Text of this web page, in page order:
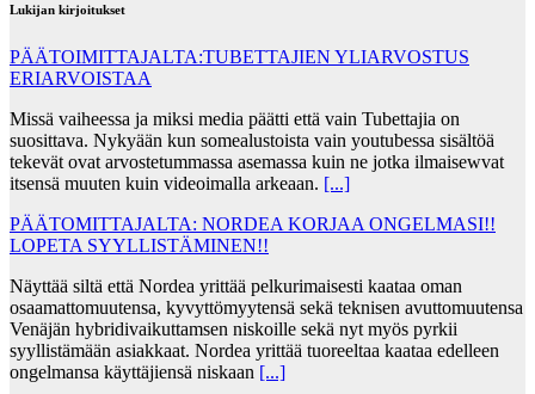
Lukijan kirjoitukset
PÄÄTOIMITTAJALTA:TUBETTAJIEN YLIARVOSTUS
ERIARVOISTAA
Missä vaiheessa ja miksi media päätti että vain Tubettajia on
suosittava. Nykyään kun somealustoista vain youtubessa sisältöä
tekevät ovat arvostetummassa asemassa kuin ne jotka ilmaisewvat
itsensä muuten kuin videoimalla arkeaan. [...]
PÄÄTOMITTAJALTA: NORDEA KORJAA ONGELMASI!!
LOPETA SYYLLISTÄMINEN!!
Näyttää siltä että Nordea yrittää pelkurimaisesti kaataa oman
osaamattomuutensa, kyvyttömyytensä sekä teknisen avuttomuutensa
Venäjän hybridivaikuttamsen niskoille sekä nyt myös pyrkii
syyllistämään asiakkaat. Nordea yrittää tuoreeltaa kaataa edelleen
ongelmansa käyttäjiensä niskaan [...]